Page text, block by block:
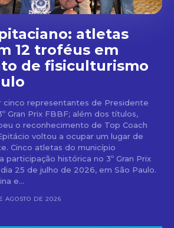
atletas
12 troféus em
de fisiculturismo
cinco representantes de Presidente
Gran Prix FBBF; além dos títulos,
o reconhecimento de Top Coach
Cinco atletas do município
participação histórica no 3º Gran Prix
25 de julho de 2026, em São Paulo.
e...
AGOSTO DE 2026